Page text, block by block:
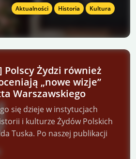
Aktualności Historia Kultura
Polscy Żydzi również
„nowe wizje”
Warszawskiego
się dzieje w instytucjach
i kulturze Żydów Polskich
Tuska. Po naszej publikacji